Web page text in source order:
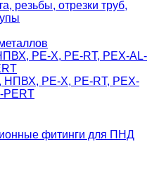
резьбы, отрезки труб,
PE-X, PE-RT, PEX-AL-
PE-X, PE-RT, PEX-
PERT
фитинги для ПНД